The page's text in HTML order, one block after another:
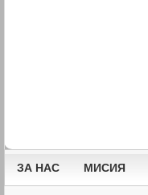
ЗА НАС МИСИЯ